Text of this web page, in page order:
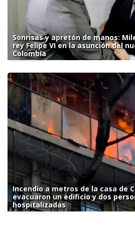
Sonrisas y apretón de manos:
rey Felipe VI en la asunción del
Colombia
Incendio a metros de la casa de
evacuaron un edificio y dos
hospitalizadas